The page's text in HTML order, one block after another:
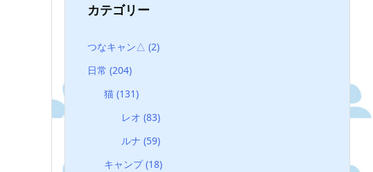
カテゴリー
つなキャン△ (2)
日常 (204)
猫(131)
レオ (83)
ルナ (59)
キャンプ(18)